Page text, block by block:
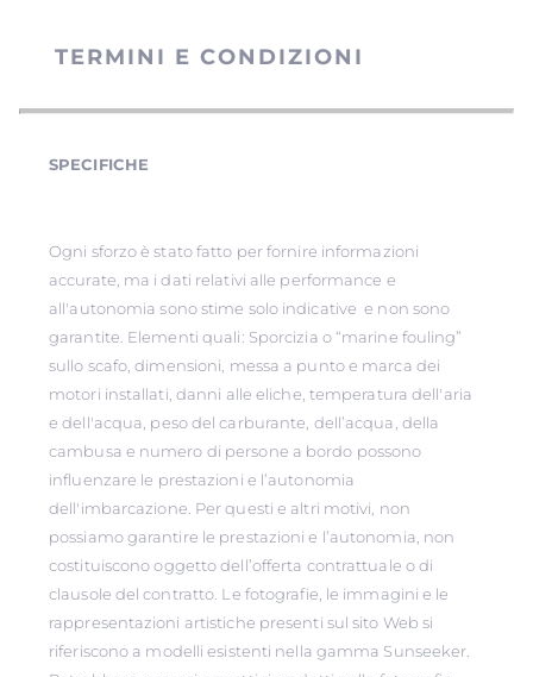
TERMINI E CONDIZIONI
SPECIFICHE
Ogni sforzo è stato fatto per fornire informazioni
accurate, ma i dati relativi alle performance e
all'autonomia sono stime solo indicative e non sono
garantite. Elementi quali: Sporcizia o “marine fouling”
sullo scafo, dimensioni, messa a punto e marca dei
motori installati, danni alle eliche, temperatura dell'aria
e dell'acqua, peso del carburante, dell’acqua, della
cambusa e numero di persone a bordo possono
influenzare le prestazioni e l’autonomia
dell'imbarcazione. Per questi e altri motivi, non
possiamo garantire le prestazioni e l’autonomia, non
costituiscono oggetto dell’offerta contrattuale o di
clausole del contratto. Le fotografie, le immagini e le
rappresentazioni artistiche presenti sul sito Web si
riferiscono a modelli esistenti nella gamma Sunseeker.